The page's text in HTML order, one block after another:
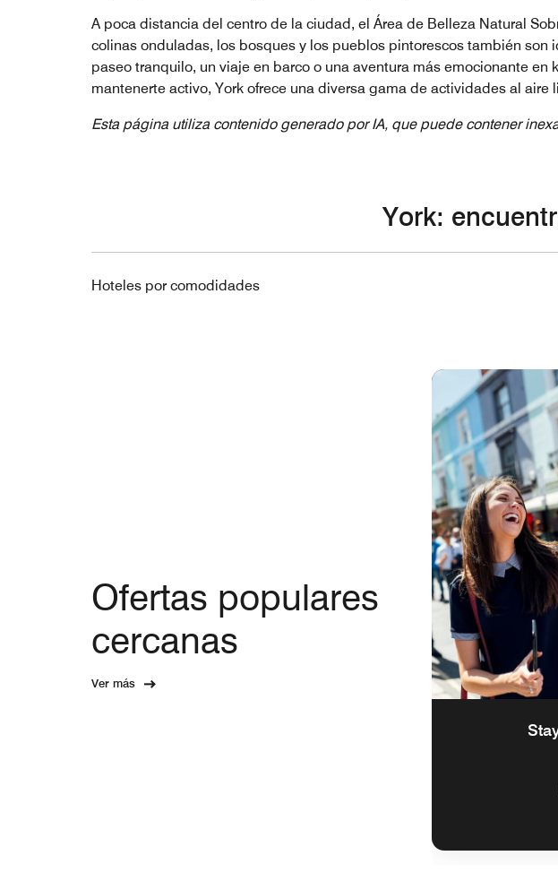
A poca distancia del centro de la ciudad, el Área de Belleza Natural
colinas onduladas, los bosques y los pueblos pintorescos también son
paseo tranquilo, un viaje en barco o una aventura más emocionante
mantenerte activo, York ofrece una diversa gama de actividades al aire
Esta página utiliza contenido generado por IA, que puede contener
York:
Hoteles por comodidades
Ofertas populares
cercanas
Ver más